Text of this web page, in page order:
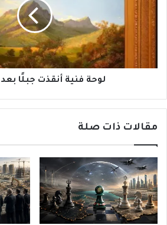
جبلًا
بعد
161
سنة
لوحة فنية أنقذت جبلًا بعد 161 سنة
مقالات ذات صلة